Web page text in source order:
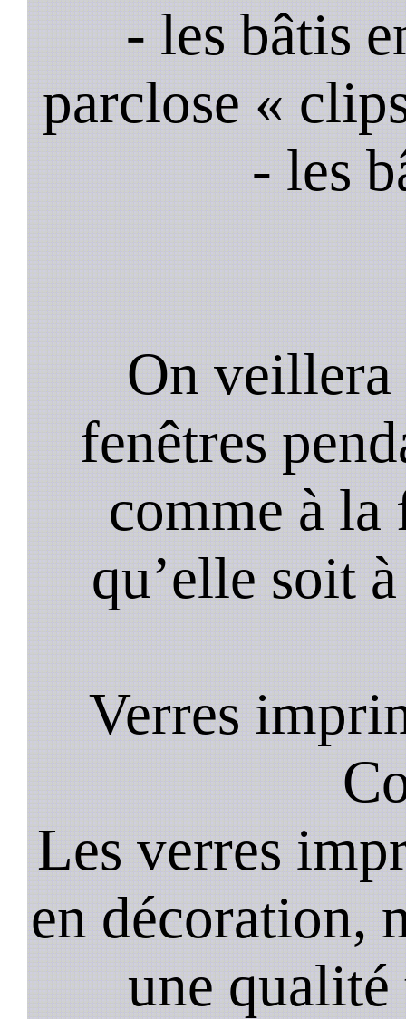
- les bâtis
parclose «
- les
On veillera
fenêtres
comme à
qu’elle soit
Verres
Les verres
en décoration,
une